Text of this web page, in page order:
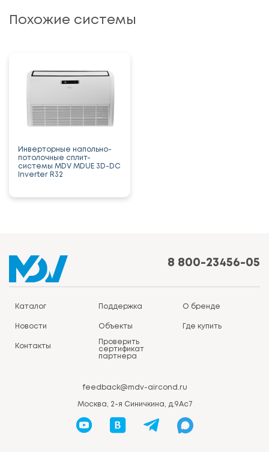
Похожие системы
Инверторные напольно-
потолочные сплит-
системы MDV MDUE 3D-DC
Inverter R32
8 800-23456-05
Каталог Поддержка О бренде
Новости Объекты Где купить
Контакты
Проверить
сертификат
партнера
feedback@mdv-aircond.ru
Москва, 2-я Синичкина, д.9Ас7